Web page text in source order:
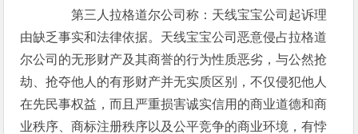
第三人拉格道尔公司称：天线宝宝公司起诉理
由缺乏事实和法律依据。天线宝宝公司恶意侵占拉格道
尔公司的无形财产及其商誉的行为性质恶劣，与公然抢
劫、抢夺他人的有形财产并无实质区别，不仅侵犯他人
在先民事权益，而且严重损害诚实信用的商业道德和商
业秩序、商标注册秩序以及公平竞争的商业环境，有悖